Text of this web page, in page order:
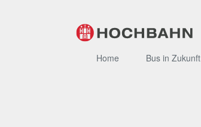
Home Bus in Zukunft